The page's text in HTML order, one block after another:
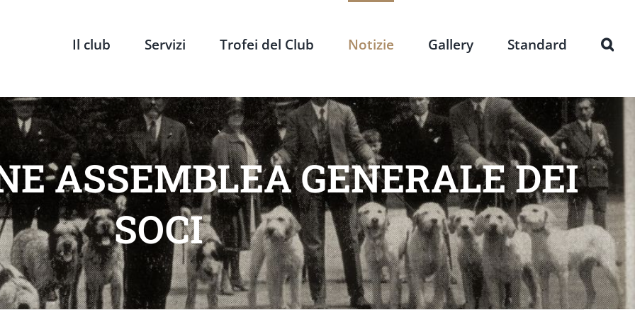
Il club Servizi Trofei del Club Notizie Gallery Standard
ASSEMBLEA GENERALE DEI
SOCI